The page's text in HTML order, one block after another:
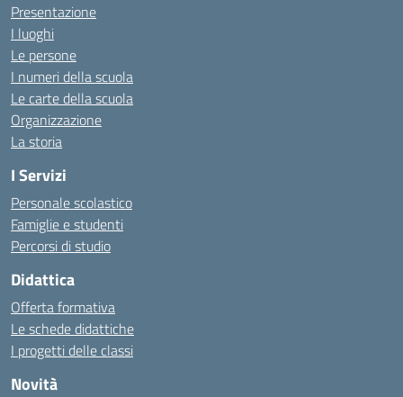
Presentazione
I luoghi
Le persone
I numeri della scuola
Le carte della scuola
Organizzazione
La storia
I Servizi
Personale scolastico
Famiglie e studenti
Percorsi di studio
Didattica
Offerta formativa
Le schede didattiche
I progetti delle classi
Novità